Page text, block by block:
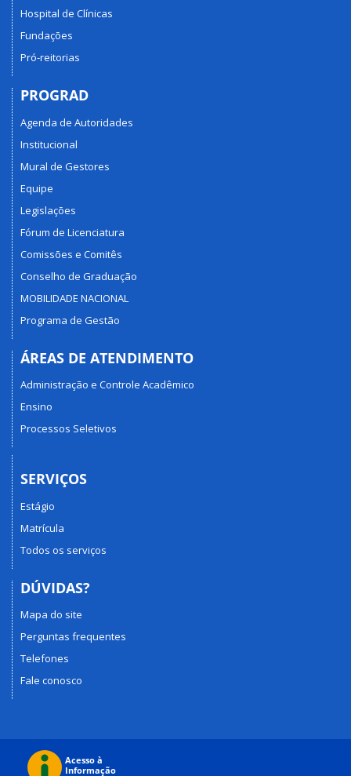
Hospital de Clínicas
Fundações
Pró-reitorias
PROGRAD
Agenda de Autoridades
Institucional
Mural de Gestores
Equipe
Legislações
Fórum de Licenciatura
Comissões e Comitês
Conselho de Graduação
MOBILIDADE NACIONAL
Programa de Gestão
ÁREAS DE ATENDIMENTO
Administração e Controle Acadêmico
Ensino
Processos Seletivos
SERVIÇOS
Estágio
Matrícula
Todos os serviços
DÚVIDAS?
Mapa do site
Perguntas frequentes
Telefones
Fale conosco